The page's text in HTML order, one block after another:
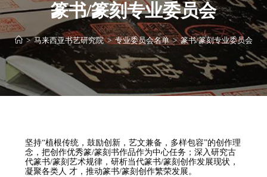
篆书/篆刻专业委员会
> 马来西亚书艺研究院 > 专业委员会名单 > 篆书/篆刻专业委员会
坚持“植根传统，鼓励创新，艺文兼备，多样包容”的创作理
念，把创作优秀篆/篆刻书作品作为中心任务；深入研究古
代篆书/篆刻艺术规律，研析当代篆书/篆刻创作发展现状，
凝聚各类人 才，推动篆书/篆刻创作繁荣发展。